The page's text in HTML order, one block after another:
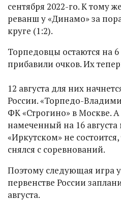
сентября 2022-го. К тому
реванш у «Динамо» за
круге (1:2).
Торпедовцы остаются на
прибавили очков. Их
12 августа для них
России. «Торпедо-
ФК «Строгино» в Москве. А
намеченный на 16 августа
«Иркутском» не
снялся с соревнований.
Поэтому следующая игра
первенстве России
августа.